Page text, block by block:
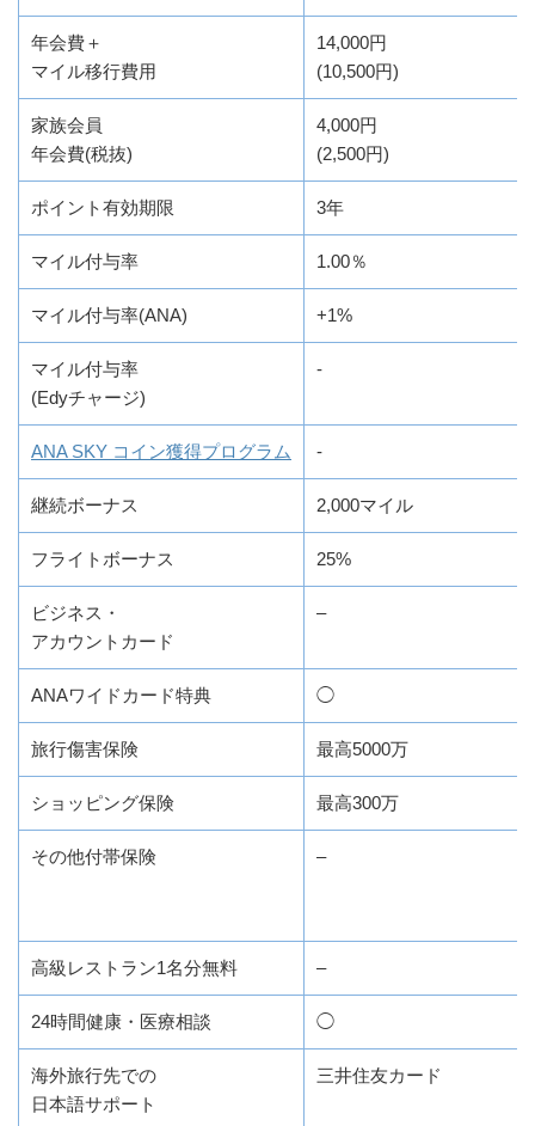
年会費＋
マイル移行費用
14,000円
(10,500円)
家族会員
年会費(税抜)
4,000円
(2,500円)
ポイント有効期限 3年
マイル付与率 1.00％
マイル付与率(ANA) +1%
マイル付与率
(Edyチャージ)
-
ANA SKY コイン獲得プログラム -
継続ボーナス 2,000マイル
フライトボーナス 25%
ビジネス・
アカウントカード
–
ANAワイドカード特典 ◯
旅行傷害保険 最高5000万
ショッピング保険 最高300万
その他付帯保険 –
高級レストラン1名分無料 –
24時間健康・医療相談 ◯
海外旅行先での
日本語サポート
三井住友カード